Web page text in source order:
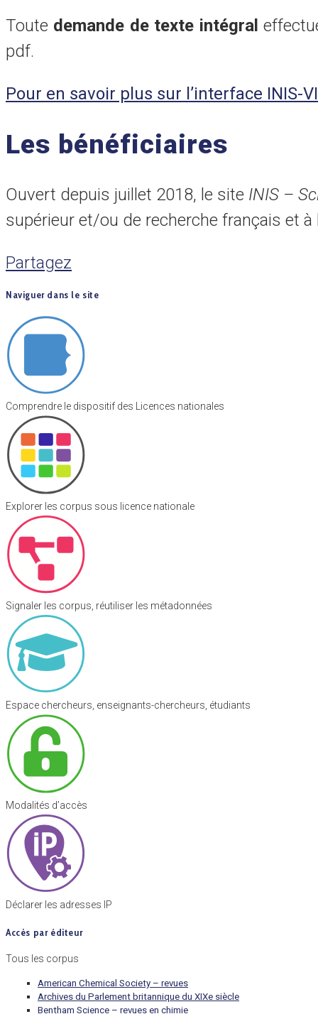
Toute demande de texte intégral
pdf.
Pour en savoir plus sur l’interface INIS-
Les bénéficiaires
Ouvert depuis juillet 2018, le site INIS –
supérieur et/ou de recherche français et à
Partagez
Naviguer dans le site
Comprendre le dispositif des Licences nationales
Explorer les corpus sous licence nationale
Signaler les corpus, réutiliser les métadonnées
Espace chercheurs, enseignants-chercheurs, étudiants
Modalités d’accès
Déclarer les adresses IP
Accès par éditeur
Tous les corpus
American Chemical Society – revues
Archives du Parlement britannique du XIXe siècle
Bentham Science – revues en chimie